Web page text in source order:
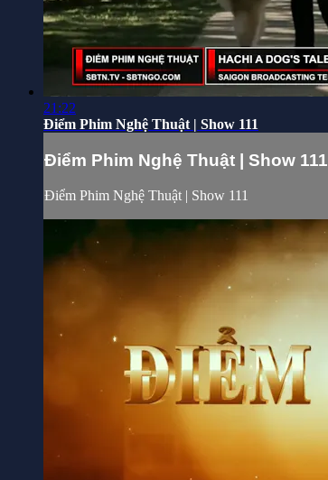
21:22
Điểm Phim Nghệ Thuật | Show 111
Điểm Phim Nghệ Thuật | Show 111
Điểm Phim Nghệ Thuật | Show 111